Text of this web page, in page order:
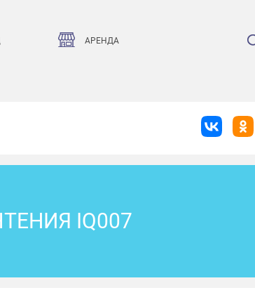
АРЕНДА
IQ007